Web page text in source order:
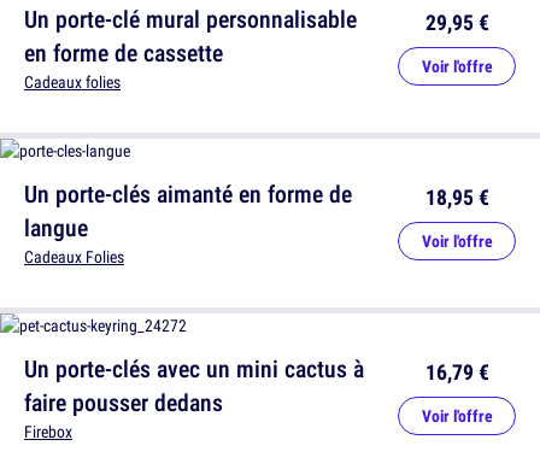
Un porte-clé mural personnalisable
en forme de cassette
Cadeaux folies
29,95 €
Voir l'offre
Un porte-clés avec un mini cactus à
faire pousser dedans
Firebox
16,79 €
Voir l'offre
Un porte-clés aimanté en forme de
langue
Cadeaux Folies
18,95 €
Voir l'offre